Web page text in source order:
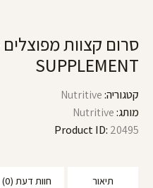
SUPPLEMENT
קטגוריה:Nutritive
מותג:Nutritive
Product ID: 20495
תיאור חוות דעת (0)